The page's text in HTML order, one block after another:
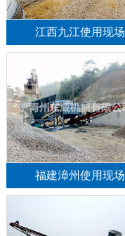
江西九江使用现场
福建漳州使用现场